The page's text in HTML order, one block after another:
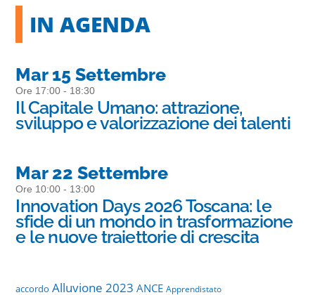
IN AGENDA
Mar 15 Settembre
Ore 17:00 - 18:30
Il Capitale Umano: attrazione,
sviluppo e valorizzazione dei talenti
Mar 22 Settembre
Ore 10:00 - 13:00
Innovation Days 2026 Toscana: le
sfide di un mondo in trasformazione
e le nuove traiettorie di crescita
accordo Alluvione 2023 ANCE Apprendistato